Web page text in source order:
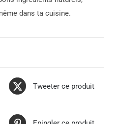
dans ta cuisine.
Tweeter ce produit